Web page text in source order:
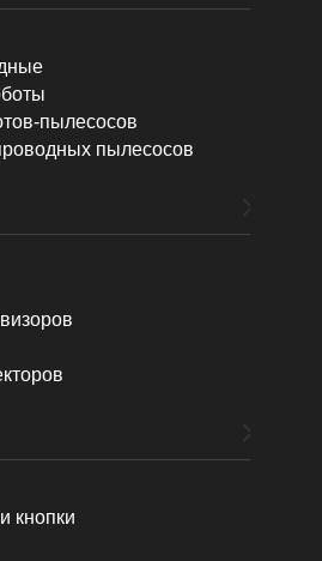
пылесосов
пылесосов
кнопки